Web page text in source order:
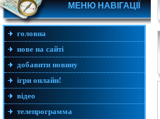
МЕНЮ НАВІГАЦІЇ
головна
нове на сайті
добавити новину
ігри онлайн!
відео
телепрограмма